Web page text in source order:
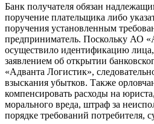
Банк получателя обязан
поручение плательщика либо
поручения установленным
предприниматель. Поскольку АО
осуществило идентификацию
заявлением об открытии
«Адванта Логистик»,
взыскания убытков. Также
компенсировать расходы на
морального вреда, штраф за
порядке требований потребителя,